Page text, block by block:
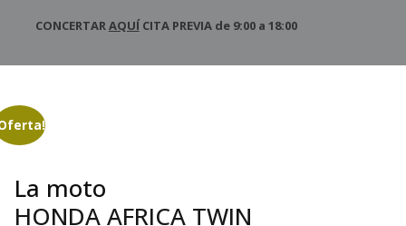
CONCERTARAQUÍCITA PREVIA de 9:00 a 18:00
La moto
HONDA AFRICA TWIN